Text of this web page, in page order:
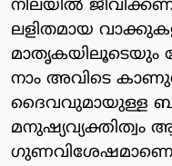
നിലയില്‍
ലളിതമായ
മാതൃകയിലൂടെയും
നാം അവിടെ
ദൈവവുമായുള്ള
മനുഷ്യവ്യക്തിത്വം